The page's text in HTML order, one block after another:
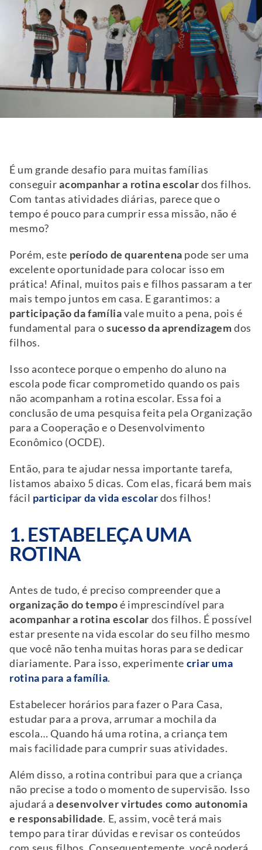
É um grande desafio para muitas famílias
conseguiracompanhar a rotina escolardos filhos.
Com tantas atividades diárias, parece que o
tempo é pouco para cumprir essa missão, não é
mesmo?
Porém, este período de quarentena pode ser uma
excelente oportunidade para colocar isso em
prática! Afinal, muitos pais e filhos passaram a ter
mais tempo juntos em casa. E garantimos: a
participação da famíliavale muito a pena, pois é
fundamental para osucesso da aprendizagemdos
filhos.
Isso acontece porque o empenho do aluno na
escola pode ficar comprometido quando os pais
não acompanham a rotina escolar. Essa foi a
conclusão de uma pesquisa feita pela Organização
para a Cooperação e o Desenvolvimento
Econômico (OCDE).
Então, para te ajudar nessa importante tarefa,
listamos abaixo 5 dicas. Com elas, ficará bem mais
fácil participar da vida escolardos filhos!
1. ESTABELEÇA UMA
ROTINA
Antes de tudo, é preciso compreender que a
organização do tempoé imprescindível para
acompanhar a rotina escolar dos filhos. É possível
estar presente na vida escolar do seu filho mesmo
que você não tenha muitas horas para se dedicar
diariamente. Para isso, experimente criar uma
rotina para a família.
Estabelecer horários para fazer o Para Casa,
estudar para a prova, arrumar a mochila da
escola… Quando há uma rotina, a criança tem
mais facilidade para cumprir suas atividades.
Além disso, a rotina contribui para que a criança
não precise a todo o momento de supervisão. Isso
ajudará adesenvolver virtudes como autonomia
e responsabilidade. E, assim, você terá mais
tempo para tirar dúvidas e revisar os conteúdos